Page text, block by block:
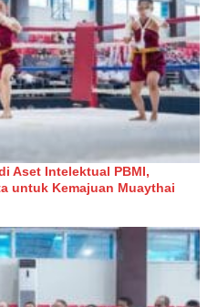
Aset Intelektual PBMI,
untuk Kemajuan Muaythai